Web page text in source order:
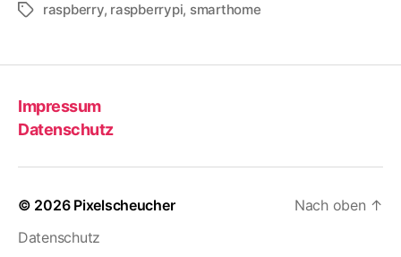
Schlagwörter
raspberry, raspberrypi, smarthome
Impressum
Datenschutz
© 2026 Pixelscheucher
Datenschutz
Nach oben ↑